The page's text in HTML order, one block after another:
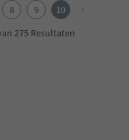
8 9
10
275 Resultaten